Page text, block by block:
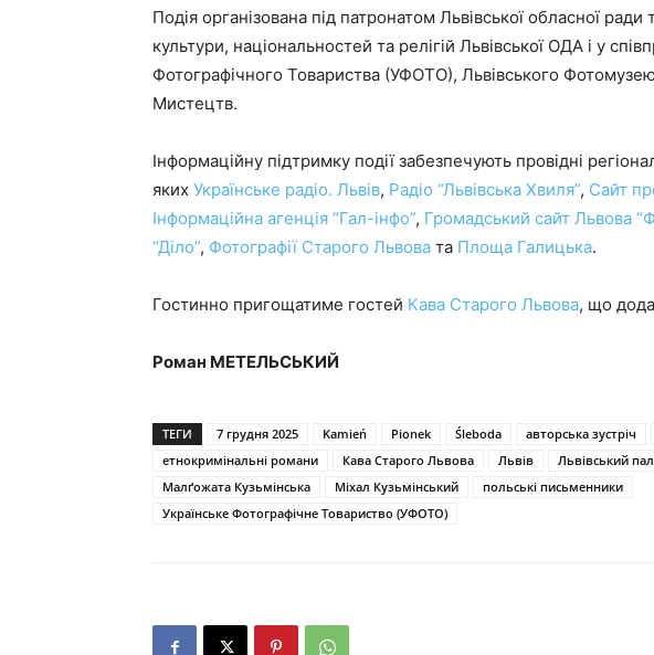
Подія організована під патронатом Львівської обласної
культури, національностей та релігій Львівської ОДА і у
Фотографічного Товариства (УФОТО), Львівського
Мистецтв.
Інформаційну підтримку події забезпечують провідні
яких Українське радіо. Львів, Радіо “Львівська Хвиля”, Сайт
Інформаційна агенція “Гал-інфо”, Громадський сайт Львова
“Діло”, Фотографії Старого Львова та Площа Галицька.
Гостинно пригощатиме гостей Кава Старого Львова, що
Роман МЕТЕЛЬСЬКИЙ
ТЕГИ 7 грудня 2025 Kamień Pionek Śleboda авторська зустріч
етнокримінальні романи
Кава Старого Львова Львів Львівський
Малґожата Кузьмінська
Міхал Кузьмінський
польські письменники
Українське Фотографічне Товариство (УФОТО)